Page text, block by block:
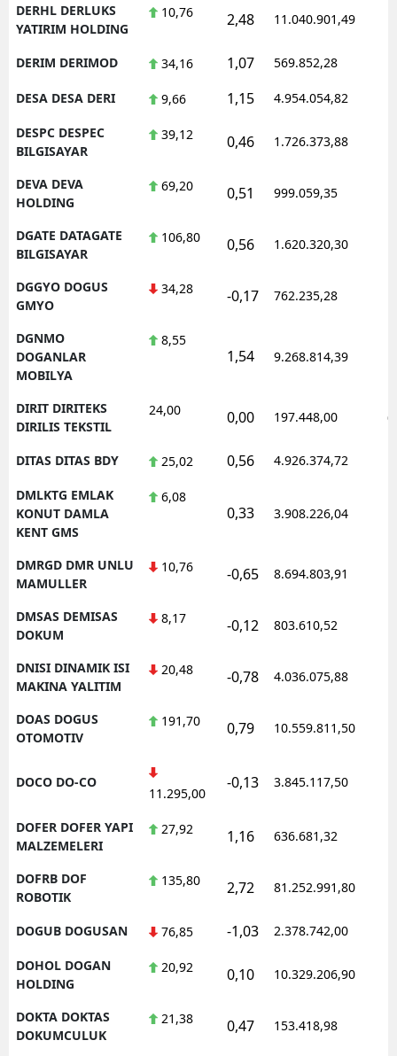
DERHL DERLUKS
YATIRIM HOLDING
10,76 2,48 11.040.901,49
DERIM DERIMOD 34,16 1,07 569.852,28
DESA DESA DERI 9,66 1,15 4.954.054,82
DESPC DESPEC
BILGISAYAR
39,12 0,46 1.726.373,88
DEVA DEVA
HOLDING
69,20 0,51 999.059,35
DGATE DATAGATE
BILGISAYAR
106,80 0,56 1.620.320,30
DGGYO DOGUS
GMYO
34,28 -0,17 762.235,28
DGNMO
DOGANLAR
MOBILYA
8,55
1,54 9.268.814,39
DIRIT DIRITEKS
DIRILIS TEKSTIL
24,00 0,00 197.448,00
DITAS DITAS BDY 25,02 0,56 4.926.374,72
DMLKTG EMLAK
KONUT DAMLA
KENT GMS
6,08
0,33 3.908.226,04
DMRGD DMR UNLU
MAMULLER
10,76 -0,65 8.694.803,91
DMSAS DEMISAS
DOKUM
8,17 -0,12 803.610,52
DNISI DINAMIK ISI
MAKINA YALITIM
20,48 -0,78 4.036.075,88
DOAS DOGUS
OTOMOTIV
191,70 0,79 10.559.811,50
DOCO DO-CO
11.295,00
-0,13 3.845.117,50
DOFER DOFER YAPI
MALZEMELERI
27,92 1,16 636.681,32
DOFRB DOF
ROBOTIK
135,80 2,72 81.252.991,80
DOGUB DOGUSAN 76,85 -1,03 2.378.742,00
DOHOL DOGAN
HOLDING
20,92 0,10 10.329.206,90
DOKTA DOKTAS
DOKUMCULUK
21,38 0,47 153.418,98